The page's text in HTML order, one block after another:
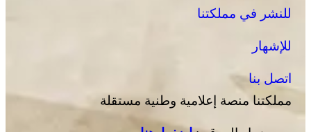
للنشر في مملكتنا
للإشهار
اتصل بنا
مملكتنا منصة إعلامية وطنية مستقلة